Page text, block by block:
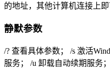
的地址，其他计算机连接上即
静默参数
/? 查看具体参数； /s 激活
服务； /u 卸载自动续期服务；